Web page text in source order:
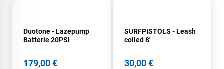
Duotone - Lazepump
Batterie 20PSI
179,00 €
SURFPISTOLS - Leash
coiled 8'
30,00 €